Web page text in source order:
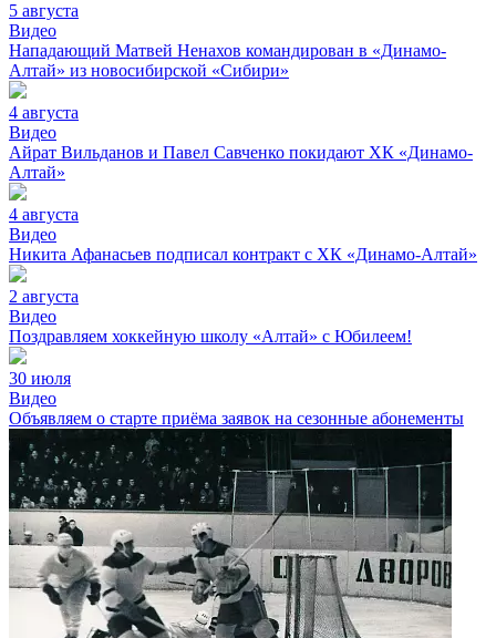
5 августа
Видео
Нападающий Матвей Ненахов командирован в «Динамо-
Алтай» из новосибирской «Сибири»
4 августа
Видео
Айрат Вильданов и Павел Савченко покидают ХК «Динамо-
Алтай»
4 августа
Видео
Никита Афанасьев подписал контракт с ХК «Динамо-Алтай»
2 августа
Видео
Поздравляем хоккейную школу «Алтай» с Юбилеем!
30 июля
Видео
Объявляем о старте приёма заявок на сезонные абонементы